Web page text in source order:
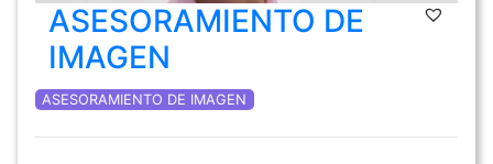
ASESORAMIENTO DE
IMAGEN
ASESORAMIENTO DE IMAGEN